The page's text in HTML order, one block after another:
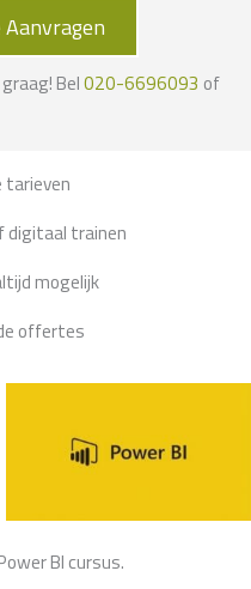
Bel020-6696093 of
tarieven
digitaal trainen
mogelijk
offertes
BI cursus.